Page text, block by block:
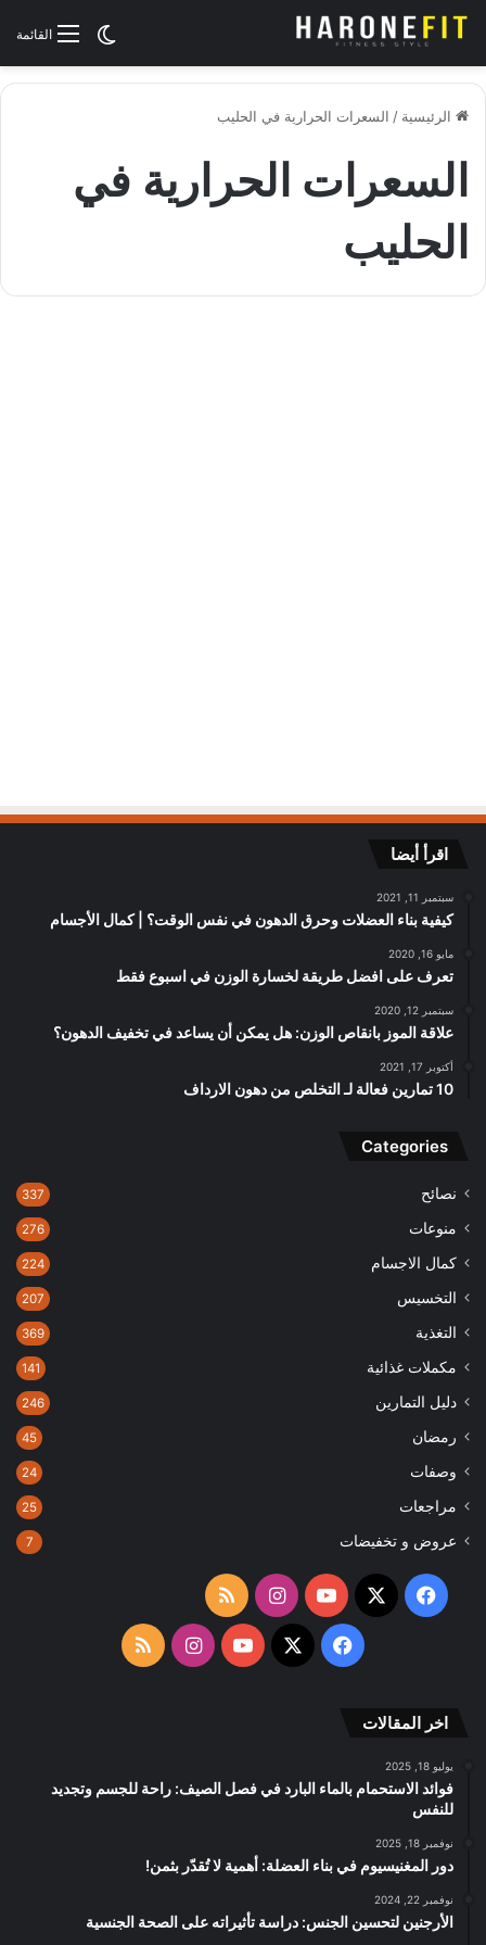
القائمةالوضع
الرئيسية / السعرات الحرارية في الحليب
السعرات الحرارية في
الحليب
اقرأ أيضا
سبتمبر 11, 2021
كيفية بناء العضلات وحرق الدهون في نفس الوقت؟ | كمال الأجسام
مايو 16, 2020
تعرف على افضل طريقة لخسارة الوزن في اسبوع فقط
سبتمبر 12, 2020
علاقة الموز بانقاص الوزن: هل يمكن أن يساعد في تخفيف الدهون؟
أكتوبر 17, 2021
10 تمارين فعالة لـ التخلص من دهون الارداف
Categories
نصائح 337
منوعات 276
كمال الاجسام 224
التخسيس 207
التغذية 369
مكملات غذائية 141
دليل التمارين 246
رمضان 45
وصفات 24
مراجعات 25
عروض و تخفيضات 7
فيسبوك
‫X
‫YouTubeانستقرامملخص
الموقع
فيسبوك
‫X
‫YouTubeانستقرامملخص
اخر المقالات
يوليو 18, 2025
فوائد الاستحمام بالماء البارد في فصل الصيف: راحة للجسم وتجديد
للنفس
نوفمبر 18, 2025
دور المغنيسيوم في بناء العضلة: أهمية لا تُقدّر بثمن!
نوفمبر 22, 2024
الأرجنين لتحسين الجنس: دراسة تأثيراته على الصحة الجنسية